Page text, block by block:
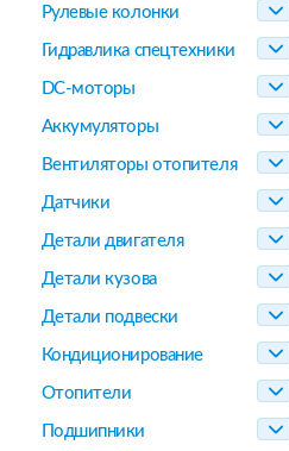
Рулевые колонки
Гидравлика спецтехники
DC-моторы
Аккумуляторы
Вентиляторы отопителя
Датчики
Детали двигателя
Детали кузова
Детали подвески
Кондиционирование
Отопители
Подшипники